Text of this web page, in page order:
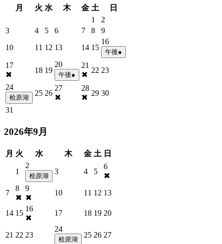
月 火 水 木 金 土
日
1
2
3
4 5 6 7 8
9
10
11 12 13 14 15
16
午後●
17
✖
18 19
20
午後●
21
✖
22 23
24
桧原湖
25 26
27
✖
28
✖
29 30
31
2026年9月
月 火 水 木 金 土 日
1
2
桧原湖
3 4 5
6
✖
7
8
✖
9
✖
10 11 12 13
14 15
16
✖
17 18 19 20
21 22 23
24
桧原湖
25 26 27